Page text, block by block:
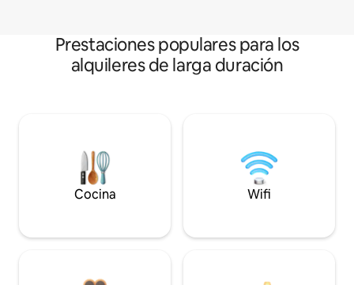
Prestaciones populares para los
alquileres de larga duración
Cocina Wifi